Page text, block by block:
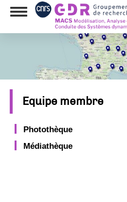
Skip
Toggle
Equipe membre
Photothèque
Médiathèque